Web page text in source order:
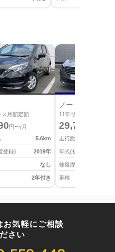
ス月額定額
円〜/月
5.6km
登録) 2019年
なし
2年付き
ノート
11年リース月額定額
29,700
走行距離
年式(初度登録)
修復歴
車検
お気軽にご相談
さい